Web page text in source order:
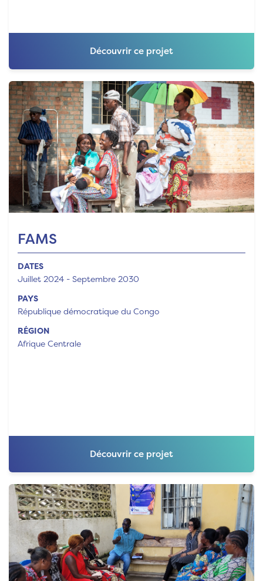
Découvrir ce projet
FAMS
DATES
Juillet 2024 - Septembre 2030
PAYS
République démocratique du Congo
RÉGION
Afrique Centrale
Découvrir ce projet